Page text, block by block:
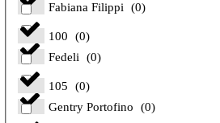
Fabiana Filippi (0)
Fedeli (0)
Gentry Portofino (0)
100 (0)
105 (0)